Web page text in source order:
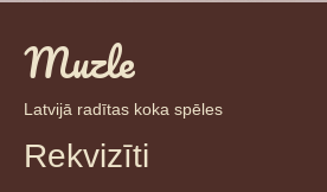
Muzle
Latvijā radītas koka spēles
Rekvizīti